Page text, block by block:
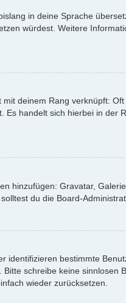
in deine Sprache
würdest. Weitere
deinem Rang verknüpft:
handelt sich hierbei in
hinzufügen: Gravatar,
du die Board-
bestimmte
schreibe keine
wieder zurücksetzen.